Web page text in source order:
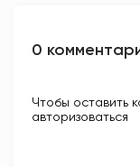
0
Чтобы оставить
авторизоваться